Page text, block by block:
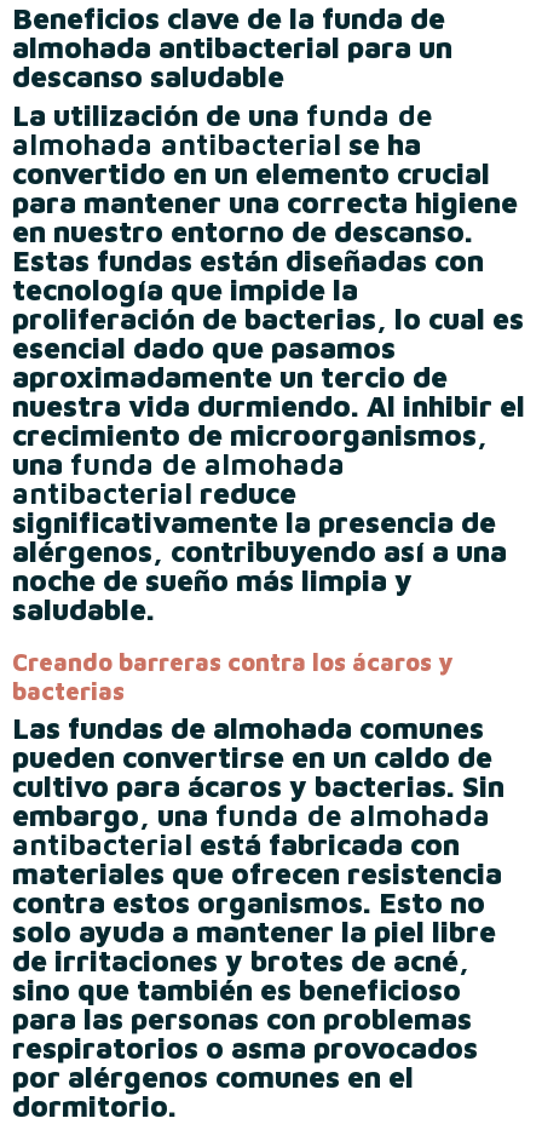
Beneficios clave de la funda de
almohada antibacterial para un
descanso saludable
La utilización de una funda de
almohada antibacterial se ha
convertido en un elemento crucial
para mantener una correcta higiene
en nuestro entorno de descanso.
Estas fundas están diseñadas con
tecnología que impide la
proliferación de bacterias, lo cual es
esencial dado que pasamos
aproximadamente un tercio de
nuestra vida durmiendo. Al inhibir el
crecimiento de microorganismos,
una funda de almohada
antibacterial reduce
significativamente la presencia de
alérgenos, contribuyendo así a una
noche de sueño más limpia y
saludable.
Creando barreras contra los ácaros y
bacterias
Las fundas de almohada comunes
pueden convertirse en un caldo de
cultivo para ácaros y bacterias. Sin
embargo, una funda de almohada
antibacterial está fabricada con
materiales que ofrecen resistencia
contra estos organismos. Esto no
solo ayuda a mantener la piel libre
de irritaciones y brotes de acné,
sino que también es beneficioso
para las personas con problemas
respiratorios o asma provocados
por alérgenos comunes en el
dormitorio.